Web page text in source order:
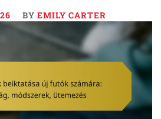
BY EMILY CARTER